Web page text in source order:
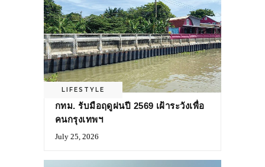
LIFESTYLE
กทม. รับมือฤดูฝนปี 2569 เฝ้าระวังเพื่อ
คนกรุงเทพฯ
July 25, 2026